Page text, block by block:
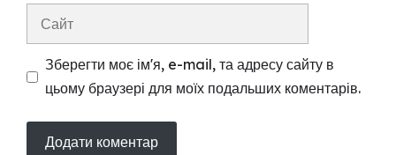
Сайт
Зберегти моє ім'я, e-mail, та адресу сайту в
цьому браузері для моїх подальших коментарів.